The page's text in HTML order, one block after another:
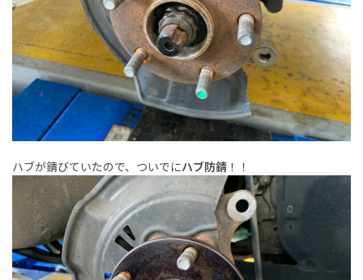
ハブが錆びていたので、ついでにハブ防錆 ！！